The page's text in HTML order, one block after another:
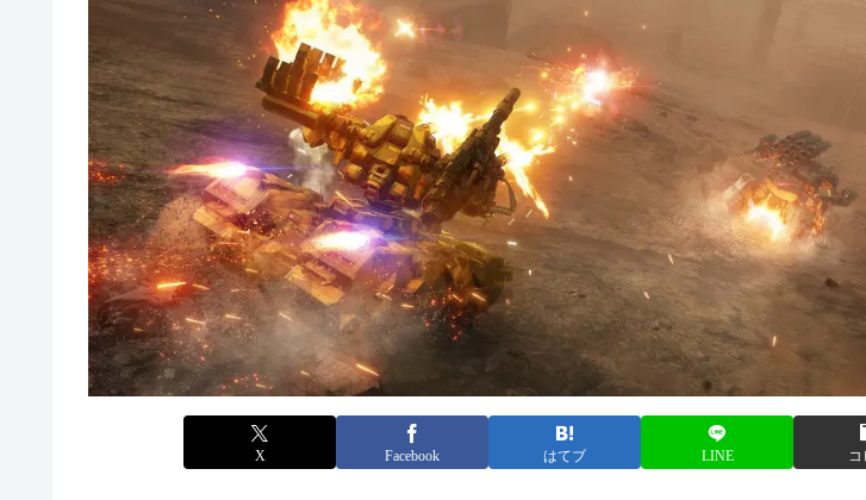
X Facebook はてブ LINE コ